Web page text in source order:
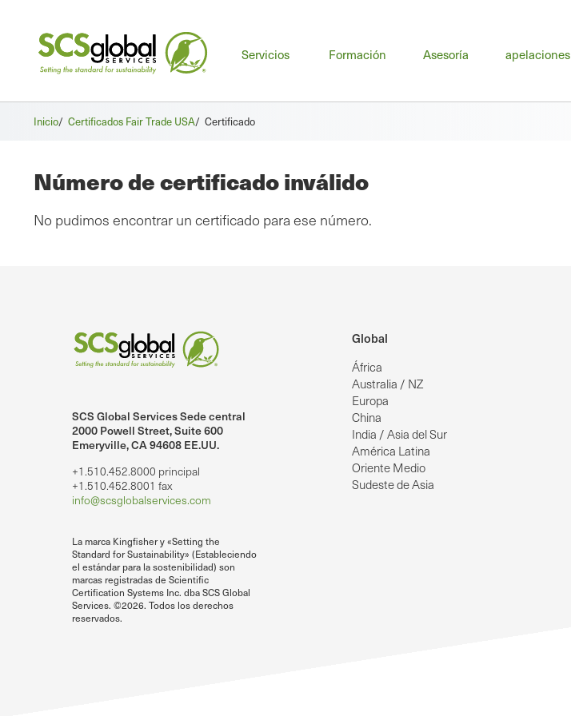
Servicios
Menú
Formación Asesoría apelaciones
Inicio/ Certificados Fair Trade USA/ Certificado
Número de certificado inválido
No pudimos encontrar un certificado para ese número.
SCS Global Services Sede central
2000 Powell Street, Suite 600
Emeryville, CA 94608 EE.UU.
+1.510.452.8000 principal
+1.510.452.8001 fax
info@scsglobalservices.com
La marca Kingfisher y «Setting the
Standard for Sustainability» (Estableciendo
el estándar para la sostenibilidad) son
marcas registradas de Scientific
Certification Systems Inc. dba SCS Global
Services. ©2026. Todos los derechos
reservados.
Global
África
Australia / NZ
Europa
China
India / Asia del Sur
América Latina
Oriente Medio
Sudeste de Asia
en LinkedIn.
SCS Global Services en YouTube